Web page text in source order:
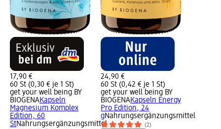
17,90 €
60 St (0,30 € je 1 St)
get your well being BY
BIOGENAKapseln
Magnesium Komplex
Edition, 60
StNahrungsergänzungsmittel
24,90 €
60 St (0,42 € je 1 St)
get your well being BY
BIOGENAKapseln Energy
Pro Edition, 24
gNahrungsergänzungsmittel
(2)